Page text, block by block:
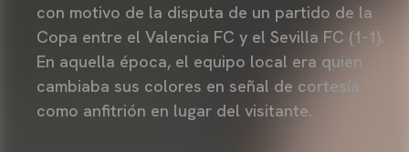
con motivo de la disputa de un partido de la
Copa entre el Valencia FC y el Sevilla FC (1-1).
En aquella época, el equipo local era quien
cambiaba sus colores en señal de cortesía
como anfitrión en lugar del visitante.